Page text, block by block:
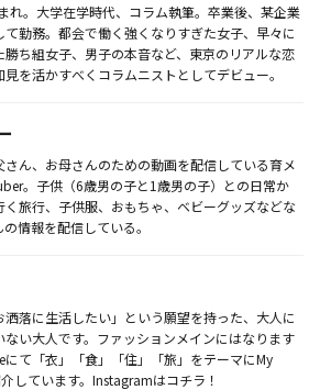
れ。大学在学時代、コラム執筆。卒業後、某企業
て勤務。都会で働く強くなりすぎた女子、早々に
勝ち組女子、男子の本音など、東京のリアルな恋
を活かすべくコラムニストとしてデビュー。
さん、お母さんのための動画を配信している育メ
。子供（6歳男の子と1歳男の子）との日常か
く旅行、子供服、おもちゃ、ベビーグッズなどな
情報を配信している。
洒落に生活したい」という願望を持った、大人に
ない大人です。ファッションメインにはなります
にて「衣」「食」「住」「旅」をテーマにMy
しています。Instagramはコチラ！